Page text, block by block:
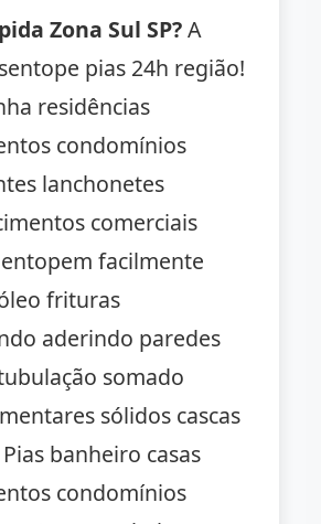
Zona Sul SP?A
pias 24h região!
residências
condomínios
lanchonetes
comerciais
facilmente
frituras
aderindo paredes
somado
sólidos cascas
banheiro casas
condomínios